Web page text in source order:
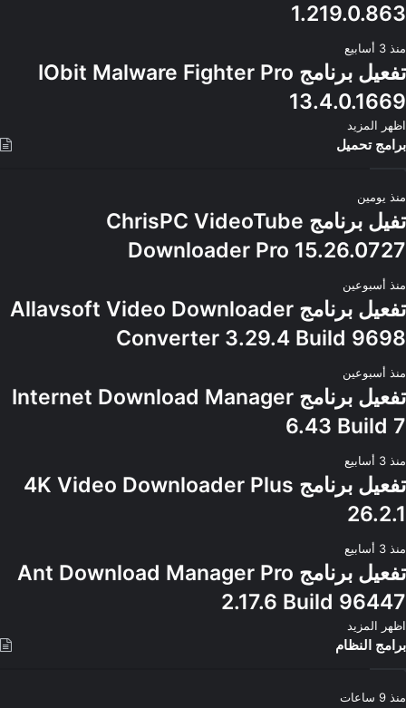
1.219.0.863
منذ 3 أسابيع
تفعيل برنامج IObit Malware Fighter Pro
13.4.0.1669
اظهر المزيد
برامج تحميل
منذ يومين
تفيل برنامج ChrisPC VideoTube
Downloader Pro 15.26.0727
منذ أسبوعين
تفعيل برنامج Allavsoft Video Downloader
Converter 3.29.4 Build 9698
منذ أسبوعين
تفعيل برنامج Internet Download Manager
6.43 Build 7
منذ 3 أسابيع
تفعيل برنامج 4K Video Downloader Plus
26.2.1
منذ 3 أسابيع
تفعيل برنامج Ant Download Manager Pro
2.17.6 Build 96447
اظهر المزيد
برامج النظام
منذ 9 ساعات